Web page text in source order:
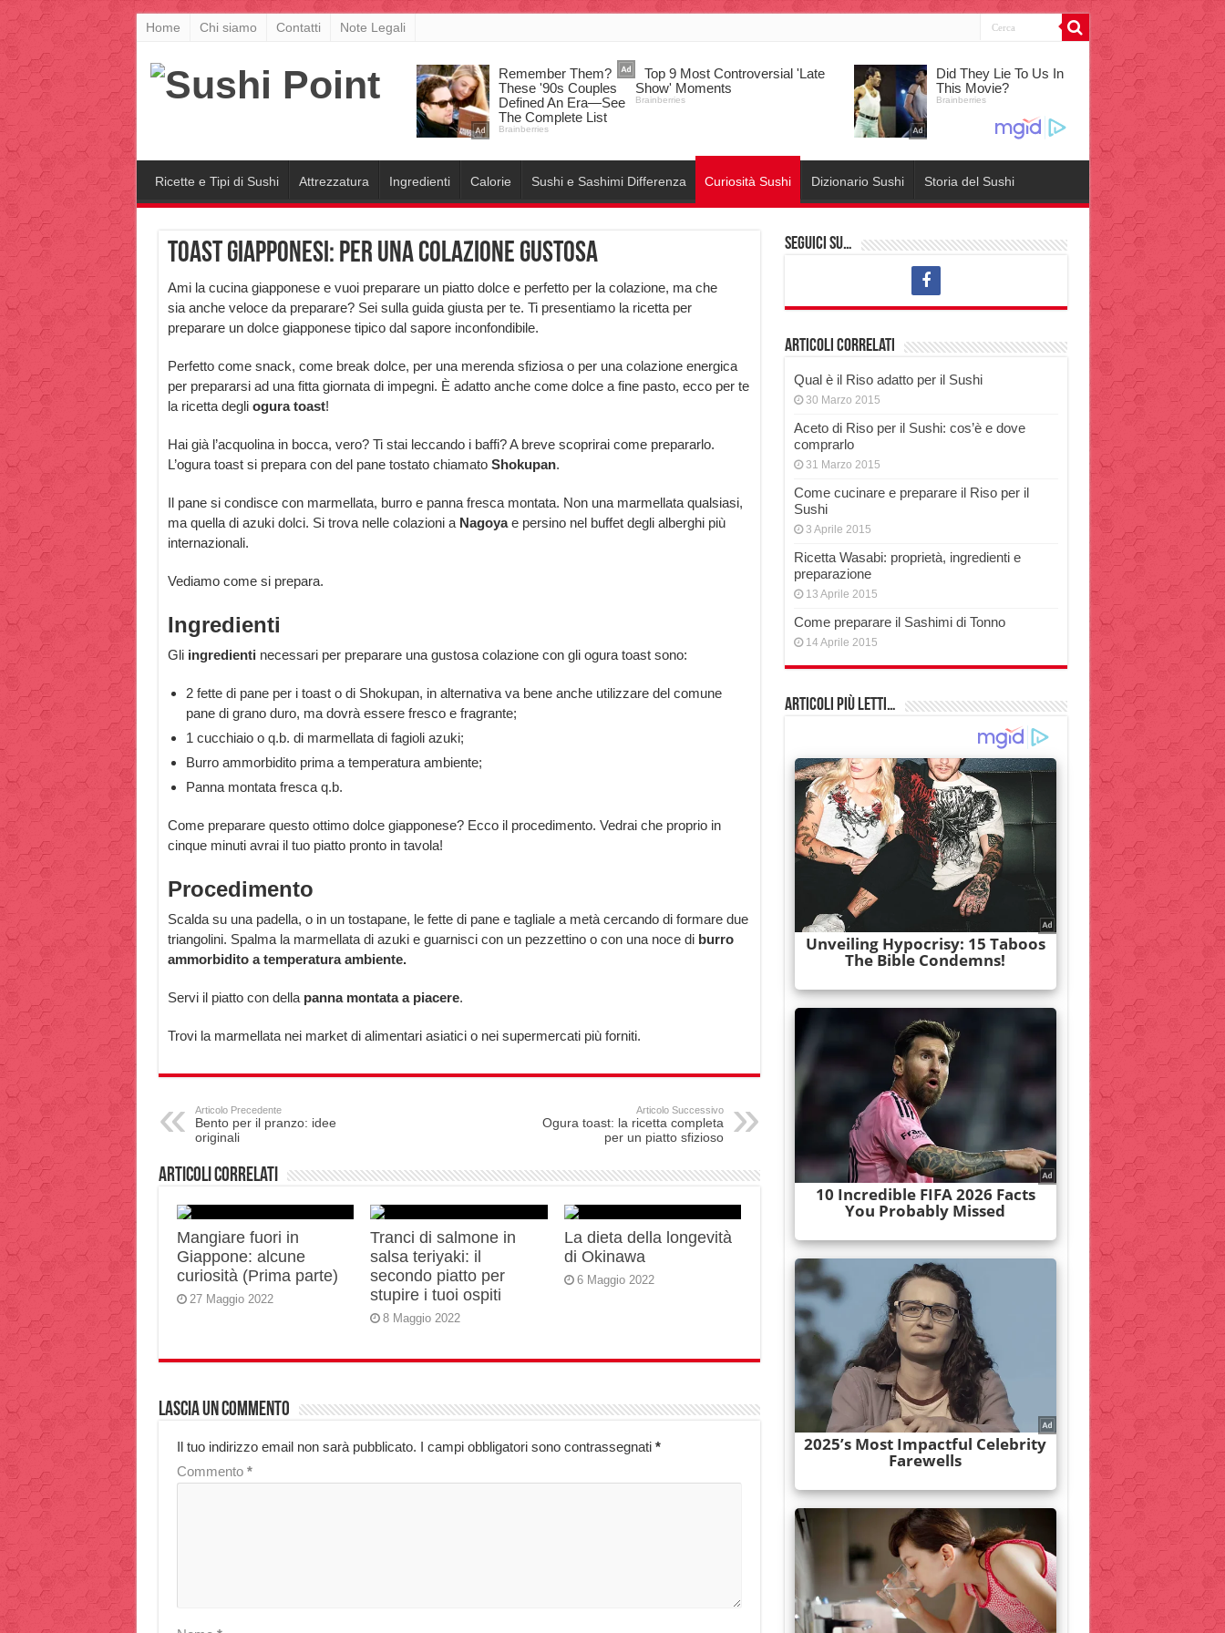
Home Chi siamo Contatti Note Legali
Ricette e Tipi di Sushi Attrezzatura Ingredienti Calorie Sushi e Sashimi Differenza Curiosità Sushi Dizionario Sushi Storia del Sushi
Toast giapponesi: per una colazione gustosa
Ami la cucina giapponese e vuoi preparare un piatto dolce e perfetto per la colazione, ma che
sia anche veloce da preparare? Sei sulla guida giusta per te. Ti presentiamo la ricetta per
preparare un dolce giapponese tipico dal sapore inconfondibile.
Perfetto come snack, come break dolce, per una merenda sfiziosa o per una colazione energica
per prepararsi ad una fitta giornata di impegni. È adatto anche come dolce a fine pasto, ecco per te
la ricetta degli ogura toast!
Hai già l’acquolina in bocca, vero? Ti stai leccando i baffi? A breve scoprirai come prepararlo.
L’ogura toast si prepara con del pane tostato chiamato Shokupan.
Il pane si condisce con marmellata, burro e panna fresca montata. Non una marmellata qualsiasi,
ma quella di azuki dolci. Si trova nelle colazioni a Nagoyae persino nel buffet degli alberghi più
internazionali.
Vediamo come si prepara.
Ingredienti
Gli ingredienti necessari per preparare una gustosa colazione con gli ogura toast sono:
2 fette di pane per i toast o di Shokupan, in alternativa va bene anche utilizzare del comune
pane di grano duro, ma dovrà essere fresco e fragrante;
1 cucchiaio o q.b. di marmellata di fagioli azuki;
Burro ammorbidito prima a temperatura ambiente;
Panna montata fresca q.b.
Come preparare questo ottimo dolce giapponese? Ecco il procedimento. Vedrai che proprio in
cinque minuti avrai il tuo piatto pronto in tavola!
Procedimento
Scalda su una padella, o in un tostapane, le fette di pane e tagliale a metà cercando di formare due
triangolini. Spalma la marmellata di azuki e guarnisci con un pezzettino o con una noce di burro
ammorbidito a temperatura ambiente.
Servi il piatto con della panna montata a piacere.
Trovi la marmellata nei market di alimentari asiatici o nei supermercati più forniti.
Articolo Precedente
Bento per il pranzo: idee
originali
Articolo Successivo
Ogura toast: la ricetta completa
per un piatto sfizioso
Articoli correlati
Mangiare fuori in
Giappone: alcune
curiosità (Prima parte)
27 Maggio 2022
Tranci di salmone in
salsa teriyaki: il
secondo piatto per
stupire i tuoi ospiti
8 Maggio 2022
La dieta della longevità
di Okinawa
6 Maggio 2022
Lascia un commento
Il tuo indirizzo email non sarà pubblicato. I campi obbligatori sono contrassegnati *
Commento *
Seguici su…
Articoli correlati
Qual è il Riso adatto per il Sushi
30 Marzo 2015
Aceto di Riso per il Sushi: cos’è e dove
comprarlo
31 Marzo 2015
Come cucinare e preparare il Riso per il
Sushi
3 Aprile 2015
Ricetta Wasabi: proprietà, ingredienti e
preparazione
13 Aprile 2015
Come preparare il Sashimi di Tonno
14 Aprile 2015
Articoli più Letti…